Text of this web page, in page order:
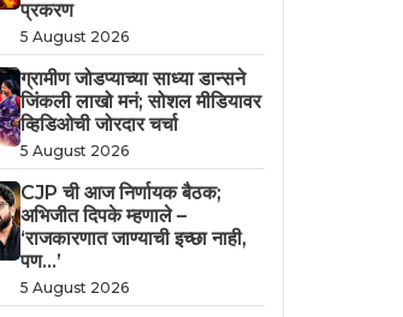
प्रकरण
5 August 2026
ग्रामीण जोडप्याच्या साध्या डान्सने
जिंकली लाखो मनं; सोशल मीडियावर
व्हिडिओची जोरदार चर्चा
5 August 2026
CJP ची आज निर्णायक बैठक;
अभिजीत दिपके म्हणाले –
‘राजकारणात जाण्याची इच्छा नाही,
पण…’
5 August 2026